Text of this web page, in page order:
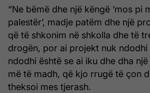
“Ne bëmë dhe një këngë ‘mos pi
palestër’, madje patëm dhe një
që të shkonim në shkolla dhe të
drogën, por ai projekt nuk
ndodhi është se ai iku dhe dha
më të madh, që kjo rrugë të çon
theksoi mes tjerash.